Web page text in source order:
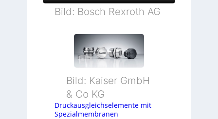
Bild: Bosch Rexroth AG
Bild: Kaiser GmbH
& Co KG
Druckausgleichselemente mit
Spezialmembranen